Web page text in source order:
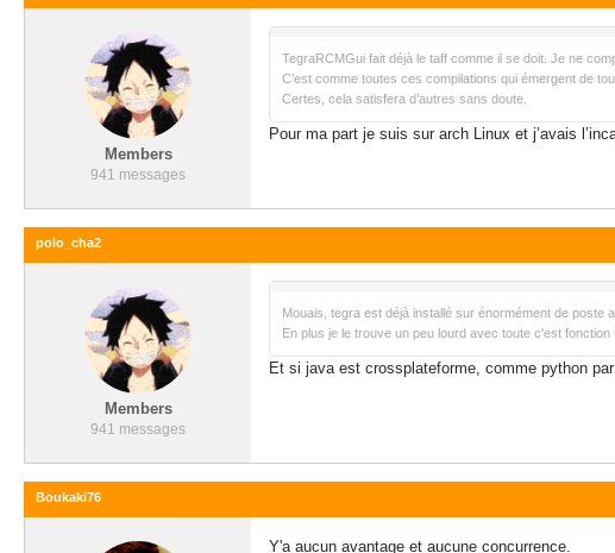
Members
941 messages
TegraRCMGui fait déjà le taff comme il se doit. Je ne
C’est comme toutes ces compilations qui émergent de
Certes, cela satisfera d’autres sans doute.
Pour ma part je suis sur arch Linux et j’avais
polo_cha2
Members
941 messages
Mouais, tegra est déjà installé sur énormément de poste
En plus je le trouve un peu lourd avec toute c'est
Et si java est crossplateforme, comme python
Boukaki76
Y'a aucun avantage et aucune concurrence.